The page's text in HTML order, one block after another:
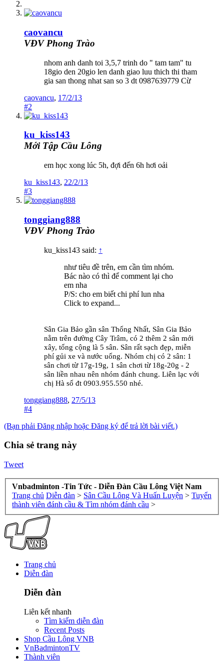
caovancu
VĐV Phong Trào
nhom anh danh toi 3,5,7 trinh do " tam tam" tu
18gio den 20gio len danh giao luu thich thi tham
gia san thong nhat san so 3 dt 0987639779 Cừ
caovancu, 17/2/13
#2
ku_kiss143
Mới Tập Cầu Lông
em học xong lúc 5h, đợi đến 6h hơi oải
ku_kiss143, 22/2/13
#3
tonggiang888
VĐV Phong Trào
ku_kiss143 said: ↑
như tiêu đề trên, em cần tìm nhóm.
Bác nào có thì để comment lại cho
em nha
P/S: cho em biết chi phí lun nha
Click to expand...
Sân Gia Bảo gần sân Thống Nhất, Sân Gia Bảo
nằm trên đường Cây Trâm, có 2 thêm 2 sân mới
xây, tổng cộng là 5 sân. Sân rất sạch đẹp, miễn
phí gủi xe và nước uống. Nhóm chị có 2 sân: 1
sân chơi từ 17g-19g, 1 sân chơi từ 18g-20g - 2
sân liền nhau nên nhóm đánh chung. Liên lạc với
chị Hà số đt 0903.955.550 nhé.
tonggiang888, 27/5/13
#4
(Bạn phải Đăng nhập hoặc Đăng ký để trả lời bài viết.)
Chia sẻ trang này
Tweet
Vnbadminton -Tin Tức - Diễn Đàn Cầu Lông Việt Nam
Trang chủ Diễn đàn > Sân Cầu Lông Và Huấn Luyện > Tuyển
thành viên đánh cầu & Tìm nhóm đánh cầu >
Trang chủ
Diễn đàn
Diễn đàn
Liên kết nhanh
Tìm kiếm diễn đàn
Recent Posts
Shop Cầu Lông VNB
VnBadmintonTV
Thành viên